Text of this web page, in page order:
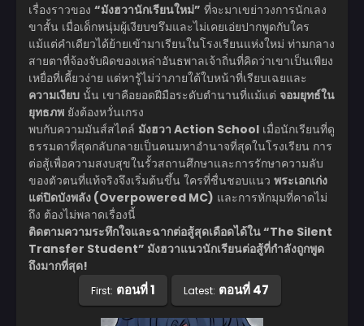
เรื่องราวของ “มังฮวานักเรียนใหม่” ที่จะมาเขย่าวงการนักเลง
ขาสั้น เมื่อเด็กหนุ่มผู้เงียบขรึมและไม่เคยเอ่ยปากพูดกับใคร
แม้แต่คำเดียวได้ย้ายเข้ามาเรียนในโรงเรียนแห่งใหม่ ท่ามกลาง
สายตาที่จ้องจับผิดของเหล่าอันธพาลเจ้าถิ่นที่คิดว่าเขาเป็นเพียง
เหยื่อที่เคี้ยวง่าย แต่หารู้ไม่ว่าภายใต้ใบหน้าที่เรียบเฉยและ
ความเงียบ นั้น เขาคือยอดฝีมือระดับตำนานที่แม้แต่ จอมยุทธ์ใน
ยุทธภพ ยังต้องหวั่นเกรง
พบกับความมันส์สไตล์ มังฮวา Action School เมื่อนักเรียนที่ดู
ธรรมดาที่สุดกลับกลายเป็นคนมหาอำนาจที่สุดในโรงเรียน การ
ต่อสู้เพื่อความสงบสุขในรั้วสถานศึกษาและการรักษาความลับ
ของตัวตนที่แท้จริงจึงเริ่มต้นขึ้น ใครที่ชื่นชอบแนว พระเอกเก่ง
แต่ปิดบังพลัง (Overpowered MC) และการหักมุมที่คาดไม่
ถึง ต้องไม่พลาดเรื่องนี้
ติดตามความระทึกใจและฉากต่อสู้สุดเดือดได้ใน “The Silent
Transfer Student” มังฮวาแนวนักเรียนต่อสู้ที่กำลังถูกพูด
ถึงมากที่สุด!
First: ตอนที่ 1 Latest: ตอนที่ 47